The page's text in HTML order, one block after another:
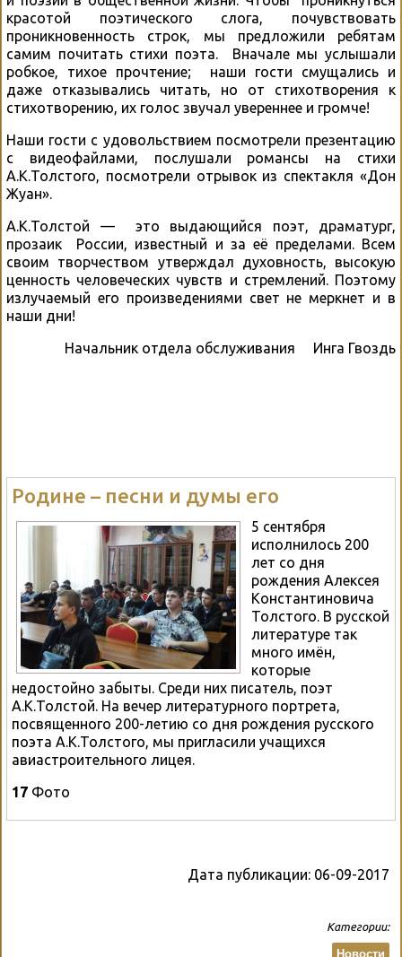
красотой поэтического слога, почувствовать
проникновенность строк, мы предложили ребятам
самим почитать стихи поэта. Вначале мы услышали
робкое, тихое прочтение; наши гости смущались и
даже отказывались читать, но от стихотворения к
стихотворению, их голос звучал увереннее и громче!
Наши гости с удовольствием посмотрели презентацию
с видеофайлами, послушали романсы на стихи
А.К.Толстого, посмотрели отрывок из спектакля «Дон
Жуан».
А.К.Толстой — это выдающийся поэт, драматург,
прозаик России, известный и за её пределами. Всем
своим творчеством утверждал духовность, высокую
ценность человеческих чувств и стремлений. Поэтому
излучаемый его произведениями свет не меркнет и в
наши дни!
Начальник отдела обслуживания Инга Гвоздь
Родине – песни и думы его
5 сентября
исполнилось 200
лет со дня
рождения Алексея
Константиновича
Толстого. В русской
литературе так
много имён,
которые
недостойно забыты. Среди них писатель, поэт
А.К.Толстой. На вечер литературного портрета,
посвященного 200-летию со дня рождения русского
поэта А.К.Толстого, мы пригласили учащихся
авиастроительного лицея.
17 Фото
Дата публикации: 06-09-2017
Категории:
Новости